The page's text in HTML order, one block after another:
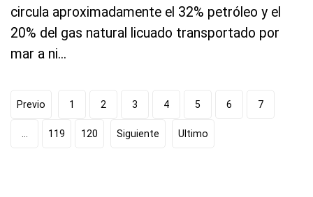
circula aproximadamente el 32% petróleo y el
20% del gas natural licuado transportado por
mar a ni...
Previo 1 2 3 4 5 6 7
119 120 Siguiente Ultimo